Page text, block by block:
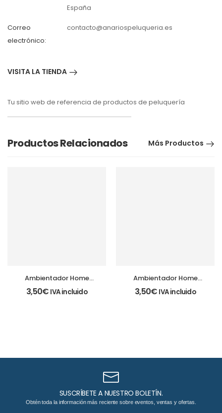
España
Correo
electrónico:
contacto@anariospeluqueria.es
VISITA LA TIENDA
Tu sitio web de referencia de productos de peluquería
Productos Relacionados Más Productos
Ambientador Home
Spray Canela Vainilla
200ml
3,50€ IVA incluido
Ambientador Home
Spray Ritual de Spa
200ml
3,50€ IVA incluido
SUSCRÍBETE A NUESTRO BOLETÍN.
Obtén toda la información más reciente sobre eventos, ventas y ofertas.